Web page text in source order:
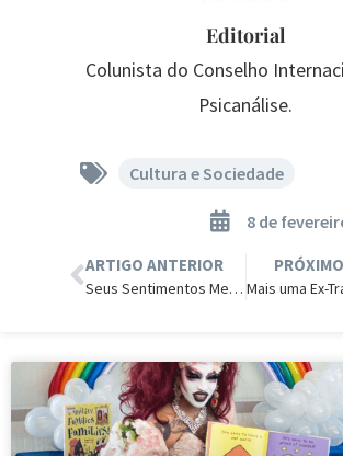
Editorial
Colunista do Conselho
Psicanálise.
Cultura e Sociedade
8 de
ARTIGO ANTERIOR
Seus Sentimentos Mentem para Você: 11 Anos Sendo Homem